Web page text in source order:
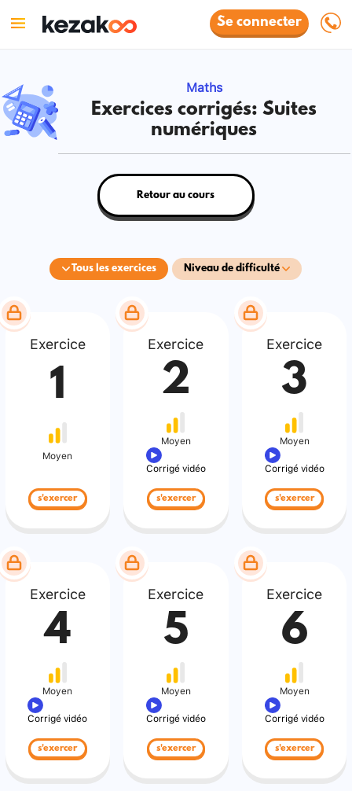
Se connecter
Maths
Exercices corrigés: Suites
numériques
Tous les exercices Niveau de difficulté
Retour au cours
Exercice
1
Moyen
s'exercer
Exercice
2
Moyen
Corrigé vidéo
s'exercer
Exercice
3
Moyen
Corrigé vidéo
s'exercer
Exercice
4
Moyen
Corrigé vidéo
s'exercer
Exercice
5
Moyen
Corrigé vidéo
s'exercer
Exercice
6
Moyen
Corrigé vidéo
s'exercer